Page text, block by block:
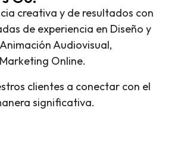
creativa y de resultados con
de experiencia en Diseño y
Audiovisual,
Online.
clientes a conectar con el
significativa.